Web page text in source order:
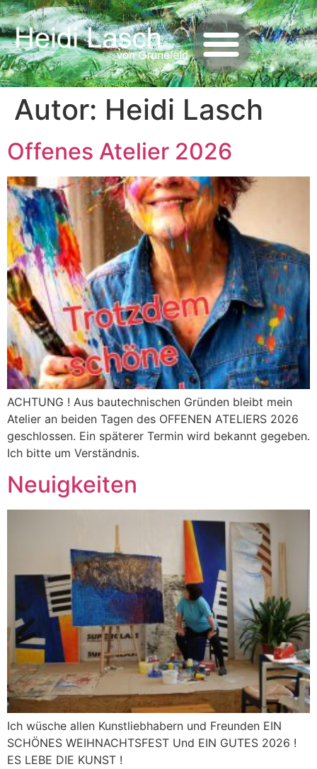
Autor: Heidi Lasch
Offenes Atelier 2026
ACHTUNG ! Aus bautechnischen Gründen bleibt mein
Atelier an beiden Tagen des OFFENEN ATELIERS 2026
geschlossen. Ein späterer Termin wird bekannt gegeben.
Ich bitte um Verständnis.
Neuigkeiten
Ich wüsche allen Kunstliebhabern und Freunden EIN
SCHÖNES WEIHNACHTSFEST Und EIN GUTES 2026 !
ES LEBE DIE KUNST !